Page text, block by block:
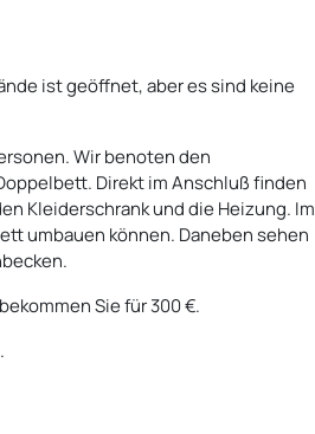
ist geöffnet, aber es sind keine
Wir benoten den
Direkt im Anschluß finden
Kleiderschrank und die Heizung. Im
umbauen können. Daneben sehen
Sie für 300 €.